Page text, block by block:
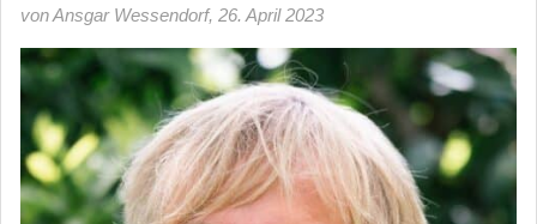
von Ansgar Wessendorf, 26. April 2023